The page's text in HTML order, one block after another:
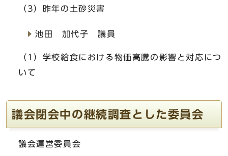
（3）昨年の土砂災害
池田 加代子 議員
（1）学校給食における物価高騰の影響と対応につ
いて
議会閉会中の継続調査とした委員会
議会運営委員会